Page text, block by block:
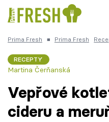
Česká kuchyně
Prima Fresh ■ Prima Fresh
RECEPTY
Martina Čerňanská
Vepřové
cideru a